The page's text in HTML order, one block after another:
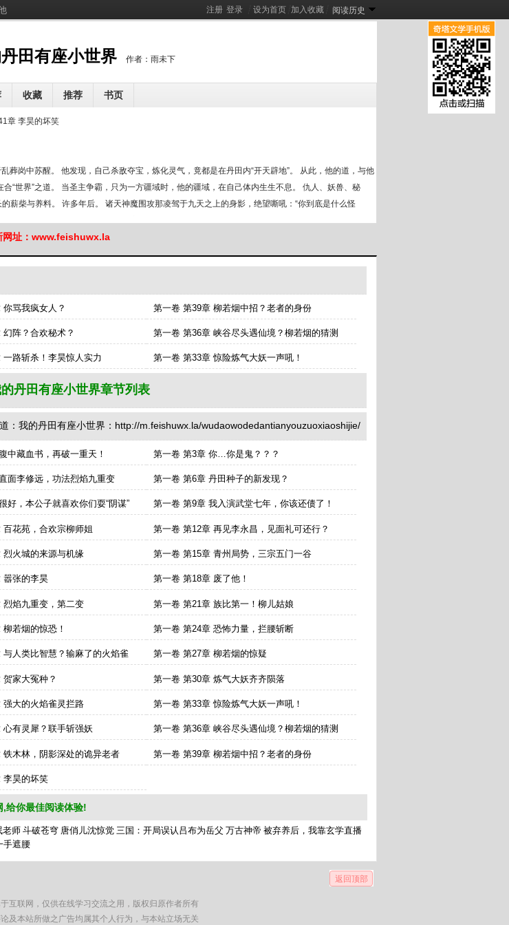
田有座小世界 作者：雨未下
丹田有座小
收藏 推荐 书页
章 李昊的坏笑
葬岗中苏醒。 他发现，自己杀敌夺宝，炼化灵气，竟都是在丹田内“开天辟地”。 从此，他的道，与他
“世界”之道。 当圣主争霸，只为一方疆域时，他的疆域，在自己体内生生不息。 仇人、妖兽、秘
柴与养料。 许多年后。 诸天神魔围攻那凌驾于九天之上的身影，绝望嘶吼：“你到底是什么怪
[新 ]
重生：虐渣赚钱爆改儿女
网址：www.feishuwx.la
骂我疯女人？ 第一卷 第39章 柳若烟中招？老者的身份
阵？合欢秘术？ 第一卷 第36章 峡谷尽头遇仙境？柳若烟的猜测
路斩杀！李昊惊人实力 第一卷 第33章 惊险炼气大妖一声吼！
丹田有座小世界章节列表
：我的丹田有座小世界：http://m.feishuwx.la/wudaowodedantianyouzuoxiaoshijie/
中藏血书，再破一重天！ 第一卷 第3章 你…你是鬼？？？
面李修远，功法烈焰九重变 第一卷 第6章 丹田种子的新发现？
好，本公子就喜欢你们耍“阴谋” 第一卷 第9章 我入演武堂七年，你该还债了！
百花苑，合欢宗柳师姐 第一卷 第12章 再见李永昌，见面礼可还行？
烈火城的来源与机缘 第一卷 第15章 青州局势，三宗五门一谷
嚣张的李昊 第一卷 第18章 废了他！
烈焰九重变，第二变 第一卷 第21章 族比第一！柳儿姑娘
若烟的惊恐！ 第一卷 第24章 恐怖力量，拦腰斩断
与人类比智慧？输麻了的火焰雀 第一卷 第27章 柳若烟的惊疑
家大冤种？ 第一卷 第30章 炼气大妖齐齐陨落
强大的火焰雀灵拦路 第一卷 第33章 惊险炼气大妖一声吼！
心有灵犀？联手斩强妖 第一卷 第36章 峡谷尽头遇仙境？柳若烟的猜测
铁木林，阴影深处的诡异老者 第一卷 第39章 柳若烟中招？老者的身份
李昊的坏笑
,给你最佳阅读体验!
老师 斗破苍穹 唐俏儿沈惊觉 三国：开局误认吕布为岳父 万古神帝 被弃养后，我靠玄学直播
手遮腰
注册 登录 设为首页 加入收藏 阅读历史
返回顶部
我的丹田有座小世界小说阅读 - 小说阅读网 #【不弹窗,完全免费】-武道：我的丹田有座小世界是雨未下
有座小世界最新章节阅读服务,让我们支持雨未下,支持武道：我的丹田有座小世界,让雨未下再创辉煌,武
我的丹田有座小世界小说阅读 - 小说阅读网 #【不弹窗,完全免费】
互联网，仅供在线学习交流之用，版权归原作者所有
及本站所做之广告均属其个人行为，与本站立场无关